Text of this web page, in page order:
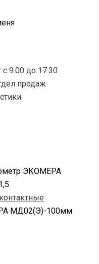
9.00 до 17.30
продаж
ЭКОМЕРА
МД02(Э)-100мм